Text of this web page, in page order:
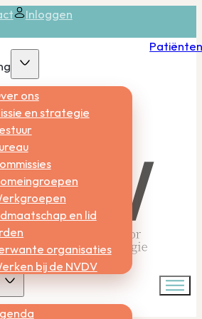
Inloggen
ons
en strategie
en lid
organisaties
bij de NVDV